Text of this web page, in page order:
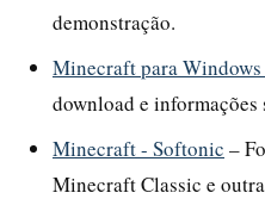
demonstração.
Minecraft para
download e informações
Minecraft - Softonic –
Minecraft Classic e